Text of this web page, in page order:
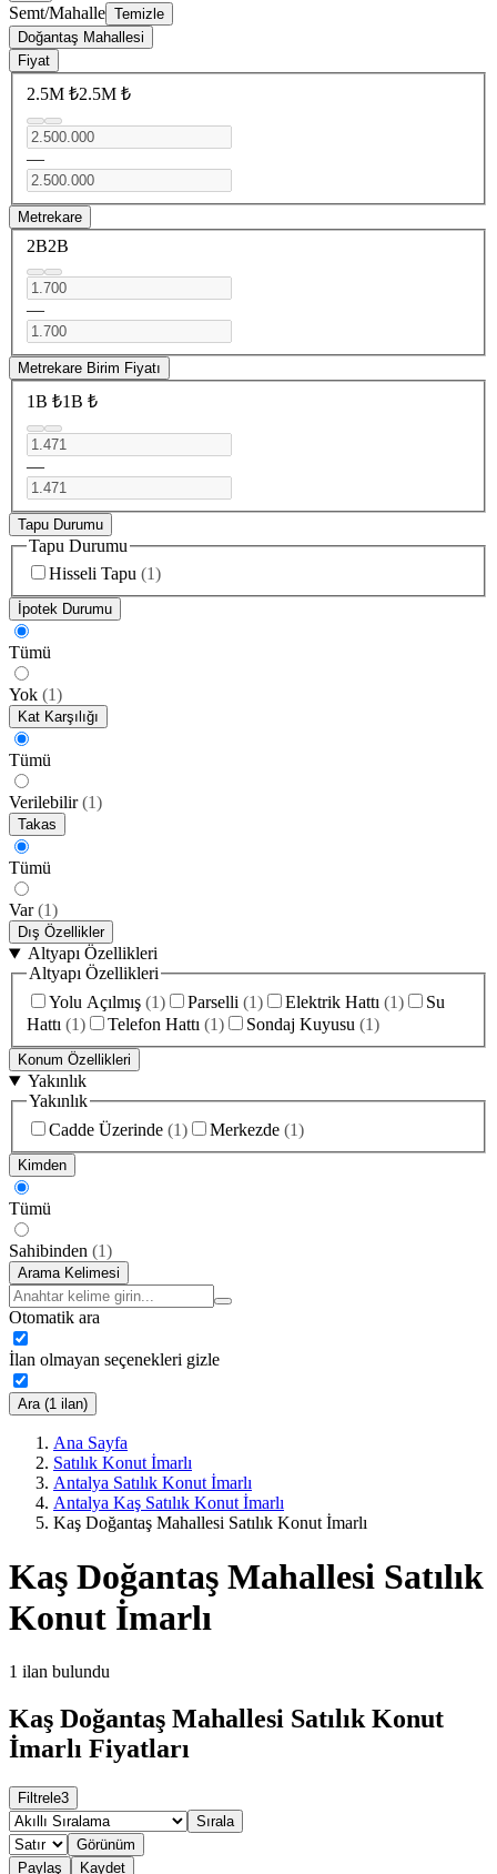
Semt/Mahalle Temizle
Doğantaş Mahallesi
Fiyat
2.5M ₺2.5M ₺
—
Metrekare
2B2B
—
Metrekare Birim Fiyatı
1B ₺1B ₺
—
Tapu Durumu
Tapu Durumu
Hisseli Tapu (1)
İpotek Durumu
Tümü
Yok (1)
Kat Karşılığı
Tümü
Verilebilir (1)
Takas
Tümü
Var (1)
Dış Özellikler
Altyapı Özellikleri
Altyapı Özellikleri
Yolu Açılmış (1) Parselli (1) Elektrik Hattı (1)
Su
Hattı (1) Telefon Hattı (1) Sondaj Kuyusu (1)
Konum Özellikleri
Yakınlık
Yakınlık
Cadde Üzerinde (1) Merkezde (1)
Kimden
Tümü
Sahibinden (1)
Arama Kelimesi
Otomatik ara
İlan olmayan seçenekleri gizle
Ara (1 ilan)
Ana Sayfa
Satılık Konut İmarlı
Antalya Satılık Konut İmarlı
Antalya Kaş Satılık Konut İmarlı
Kaş Doğantaş Mahallesi Satılık Konut İmarlı
Kaş Doğantaş Mahallesi Satılık
Konut İmarlı
1 ilan bulundu
Kaş Doğantaş Mahallesi Satılık Konut
İmarlı Fiyatları
Filtrele3
Sırala
Görünüm
Paylaş
Kaydet